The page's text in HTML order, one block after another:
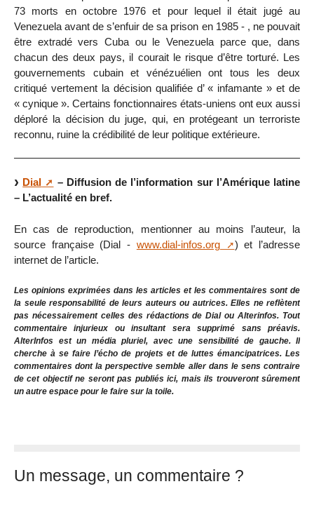
73 morts en octobre 1976 et pour lequel il était jugé au
Venezuela avant de s’enfuir de sa prison en 1985 - , ne pouvait
être extradé vers Cuba ou le Venezuela parce que, dans
chacun des deux pays, il courait le risque d’être torturé. Les
gouvernements cubain et vénézuélien ont tous les deux
critiqué vertement la décision qualifiée d’ « infamante » et de
« cynique ». Certains fonctionnaires états-uniens ont eux aussi
déploré la décision du juge, qui, en protégeant un terroriste
reconnu, ruine la crédibilité de leur politique extérieure.
Dial
– Diffusion de l’information sur l’Amérique latine
– L’actualité en bref.
En cas de reproduction, mentionner au moins l’auteur, la
source française (Dial - www.dial-infos.org
) et l’adresse
internet de l’article.
Les opinions exprimées dans les articles et les commentaires sont de
la seule responsabilité de leurs auteurs ou autrices. Elles ne reflètent
pas nécessairement celles des rédactions de Dial ou Alterinfos. Tout
commentaire injurieux ou insultant sera supprimé sans préavis.
AlterInfos est un média pluriel, avec une sensibilité de gauche. Il
cherche à se faire l’écho de projets et de luttes émancipatrices. Les
commentaires dont la perspective semble aller dans le sens contraire
de cet objectif ne seront pas publiés ici, mais ils trouveront sûrement
un autre espace pour le faire sur la toile.
Un message, un commentaire ?